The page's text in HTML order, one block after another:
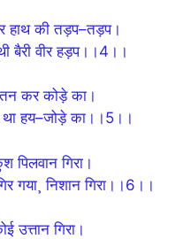
हाथ की तड़प–तड़प।
बैरी वीर हड़प।।4।।
कर कोड़े का।
था हय–जोड़े का।।5।।
पिलवान गिरा।
गया¸ निशान गिरा।।6।।
उत्तान गिरा।